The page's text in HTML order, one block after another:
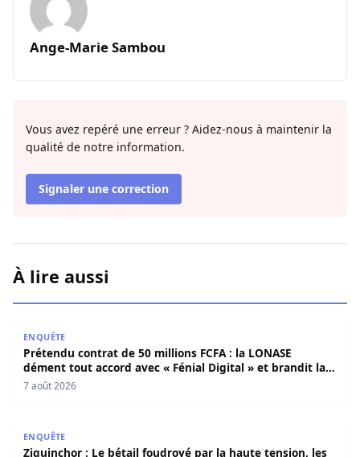
Ange-Marie Sambou
Vous avez repéré une erreur ? Aidez-nous à maintenir la
qualité de notre information.
Signaler une correction
À lire aussi
ENQUÊTE
Prétendu contrat de 50 millions FCFA : la LONASE
dément tout accord avec « Fénial Digital » et brandit la
menace de poursuites
7 août 2026
ENQUÊTE
Ziguinchor : Le bétail foudroyé par la haute tension, les